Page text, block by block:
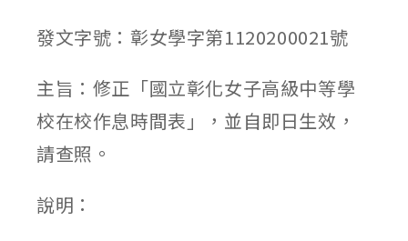
發文字號：彰女學字第1120200021號
主旨：修正「國立彰化女子高級中等學
校在校作息時間表」，並自即日生效，
請查照。
說明：